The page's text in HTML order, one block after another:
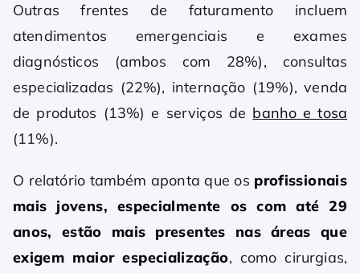
Outras frentes de faturamento incluem
atendimentos emergenciais e exames
diagnósticos (ambos com 28%), consultas
especializadas (22%), internação (19%), venda
de produtos (13%) e serviços de banho e tosa
(11%).
O relatório também aponta que os profissionais
mais jovens, especialmente os com até 29
anos, estão mais presentes nas áreas que
exigem maior especialização, como cirurgias,